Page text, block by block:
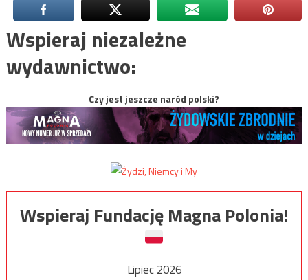
Wspieraj niezależne
wydawnictwo:
Czy jest jeszcze naród polski?
Wspieraj Fundację Magna Polonia!
Lipiec 2026